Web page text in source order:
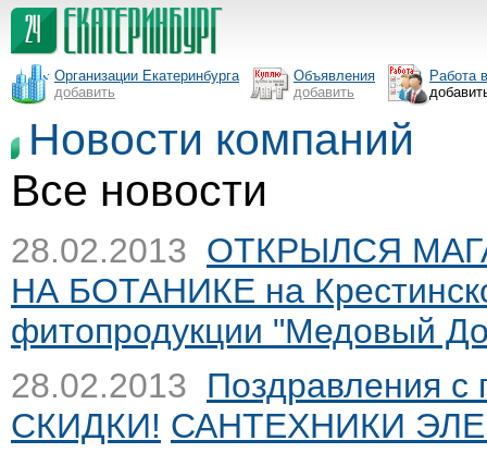
Организации Екатеринбурга
добавить
Объявления
добавить
Работа
Новости компаний
Все новости
28.02.2013 ОТКРЫЛСЯ
НА БОТАНИКЕ на
фитопродукции "Медовый
28.02.2013 Поздравления
СКИДКИ! САНТЕХНИКИ